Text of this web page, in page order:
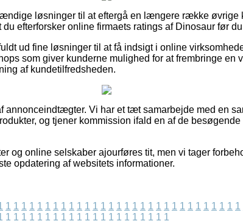
løsninger til at eftergå en længere række øvrige
du efterforsker online firmaets ratings af Dinosaur før
ud fine løsninger til at få indsigt i online
som giver kunderne mulighed for at frembringe en
af kundetilfredsheden.
annonceindtægter. Vi har et tæt samarbejde med en
og tjener kommission ifald en af de
og online selskaber ajourføres tit, men vi tager
opdatering af websitets informationer.
1 1 1 1 1 1 1 1 1 1 1 1 1 1 1 1 1 1 1 1 1 1 1 1 1 1 1 1 1 1
1 1 1 1 1 1 1 1 1 1 1 1 1 1 1 1 1 1 1 1 1